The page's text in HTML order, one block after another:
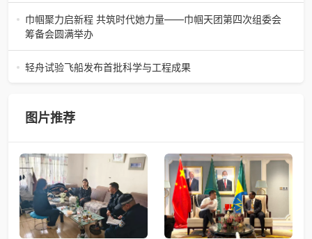
约仪式，正式特聘丁娄先生担任公司首席战略规划师。此次
强强联合，是大返城集团深度
巾帼聚力启新程 共筑时代她力量——巾帼天团第四次组委会
筹备会圆满举办
巾帼聚力启新程 共筑时代她力量——巾帼天团第四次组委会
筹备会圆满举办2026年4月15日，巾帼天团第四次组委会筹
轻舟试验飞船发布首批科学与工程成果
果。据中国科学院微小卫星
图片推荐